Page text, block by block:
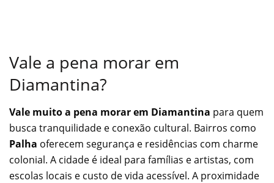
Vale a pena morar em
Diamantina?
Vale muito a pena morar em Diamantina para quem
busca tranquilidade e conexão cultural. Bairros como
Palha oferecem segurança e residências com charme
colonial. A cidade é ideal para famílias e artistas, com
escolas locais e custo de vida acessível. A proximidade